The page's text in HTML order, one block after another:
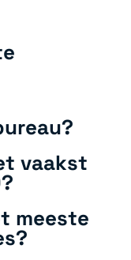
vaakst
meeste